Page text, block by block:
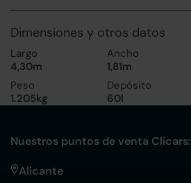
Dimensiones y otros datos
Largo
4,30m
Ancho
1,81m
Peso
1.205kg
Depósito
60l
Nuestros puntos de venta Clicars:
Alicante